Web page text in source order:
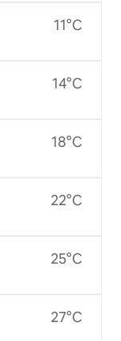
11°C
14°C
18°C
22°C
25°C
27°C